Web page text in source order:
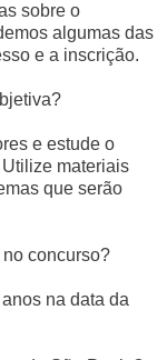
sobre o
algumas das
e a inscrição.
e estude o
materiais
que serão
concurso?
na data da